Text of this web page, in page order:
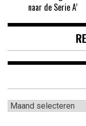
naar de Serie A’
Archieven